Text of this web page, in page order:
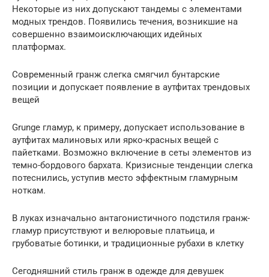
Некоторые из них допускают тандемы с элементами
модных трендов. Появились течения, возникшие на
совершенно взаимоисключающих идейных
платформах.
Современный гранж слегка смягчил бунтарские
позиции и допускает появление в аутфитах трендовых
вещей
Grunge гламур, к примеру, допускает использование в
аутфитах малиновых или ярко-красных вещей с
пайетками. Возможно включение в сеты элементов из
темно-бордового бархата. Кризисные тенденции слегка
потеснились, уступив место эффектным гламурным
ноткам.
В луках изначально антагонистичного подстиля гранж-
гламур присутствуют и велюровые платьица, и
грубоватые ботинки, и традиционные рубахи в клетку
Сегодняшний стиль гранж в одежде для девушек